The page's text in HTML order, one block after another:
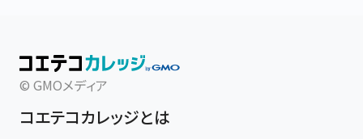
© GMOメディア
コエテコカレッジとは